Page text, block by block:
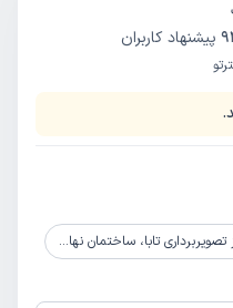
پیشنهاد کاربران
تابا، ساختمان نهال، طبقه ۴، واحد ۱۶